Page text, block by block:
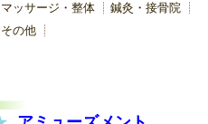
マッサージ・整体
鍼灸・接骨院
その他